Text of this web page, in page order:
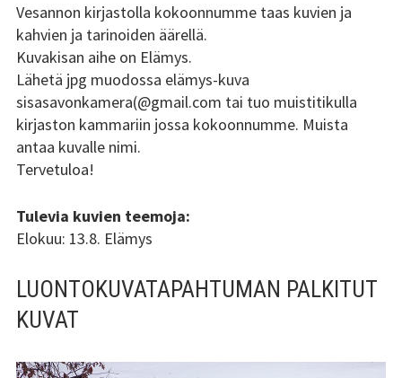
Vesannon kirjastolla kokoonnumme taas kuvien ja
kahvien ja tarinoiden äärellä.
Kuvakisan aihe on Elämys.
Lähetä jpg muodossa elämys-kuva
sisasavonkamera(@gmail.com tai tuo muistitikulla
kirjaston kammariin jossa kokoonnumme. Muista
antaa kuvalle nimi.
Tervetuloa!
Tulevia kuvien teemoja:
Elokuu: 13.8. Elämys
LUONTOKUVATAPAHTUMAN PALKITUT
KUVAT